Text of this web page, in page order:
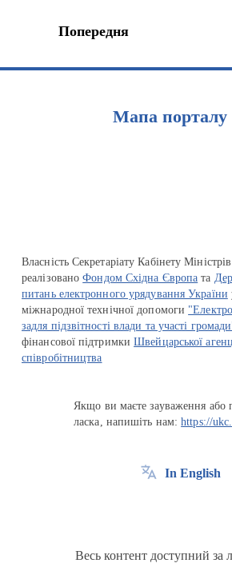
Попередня
Мапа порталу
Власність Секретаріату Кабінету
реалізованоФондом Східна Європа та
питань електронного урядування України
міжнародної технічної допомоги
задля підзвітності влади та участі
фінансової підтримкиШвейцарської
співробітництва
Якщо ви маєте зауваження або
ласка, напишіть нам:https://
In English
Весь контент доступний за